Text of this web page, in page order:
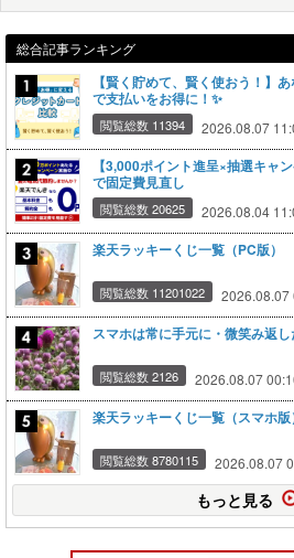
総合記事ランキング
【賢く貯めて、賢く使おう！】
で支払いをお得に！✨
閲覧総数 11394 2026.08.07
【3,000ポイント進呈×抽選キャ
で固定費見直し
閲覧総数 20625 2026.08.04
楽天ラッキーくじ一覧（PC版）
閲覧総数 11201022 2026.08.07
スマホは常に手元に・微笑み返
閲覧総数 2126 2026.08.07
楽天ラッキーくじ一覧（スマホ版
閲覧総数 8780115 2026.08.07
もっと見る